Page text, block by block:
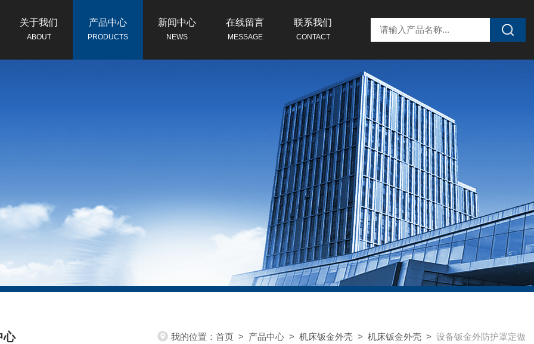
关于我们
ABOUT
产品中心
PRODUCTS
新闻中心
NEWS
在线留言
MESSAGE
联系我们
CONTACT
心 我的位置： 首页 > 产品中心 > 机床钣金外壳 > 机床钣金外壳 > 设备钣金外防护罩定做